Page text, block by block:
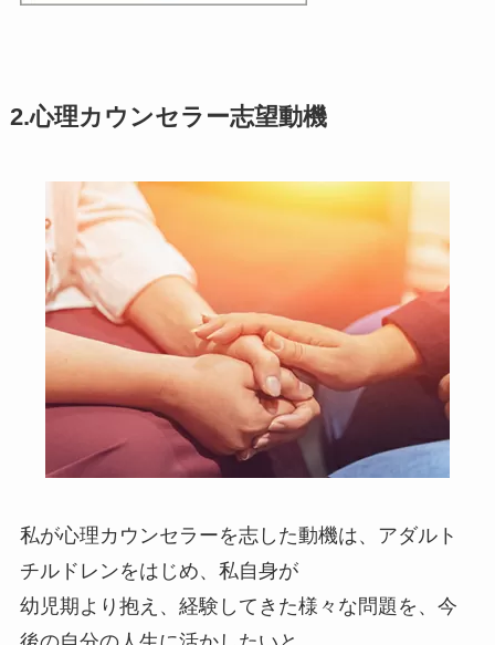
2.心理カウンセラー志望動機
私が心理カウンセラーを志した動機は、アダルト
チルドレンをはじめ、私自身が
幼児期より抱え、経験してきた様々な問題を、今